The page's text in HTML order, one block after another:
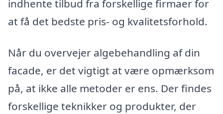
indhente tilbud fra forskellige firmaer for
at få det bedste pris- og kvalitetsforhold.
Når du overvejer algebehandling af din
facade, er det vigtigt at være opmærksom
på, at ikke alle metoder er ens. Der findes
forskellige teknikker og produkter, der